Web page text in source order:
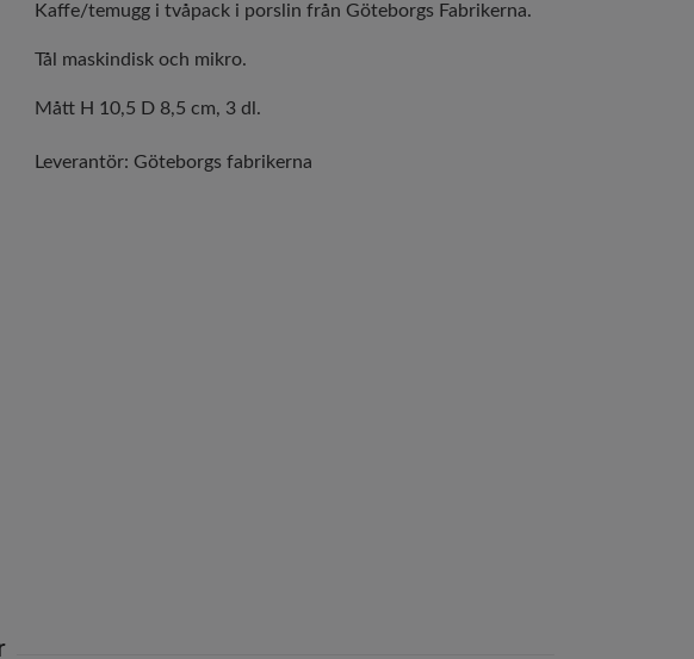
Kaffe/temugg i tvåpack i porslin från Göteborgs Fabrikerna.
Tål maskindisk och mikro.
Mått H 10,5 D 8,5 cm, 3 dl.
Leverantör: Göteborgs fabrikerna